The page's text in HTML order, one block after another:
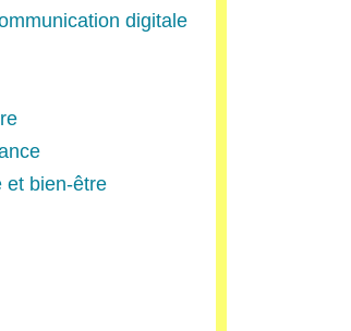
digitale
et bien-être